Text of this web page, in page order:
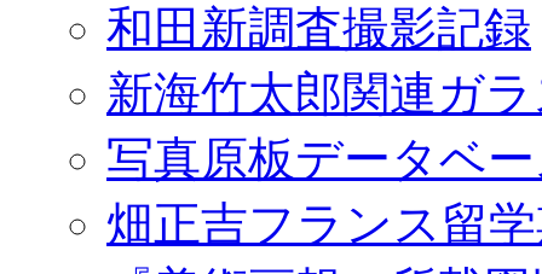
和田新調査撮影記録
新海竹太郎関連ガ
写真原板データベ
畑正吉フランス留